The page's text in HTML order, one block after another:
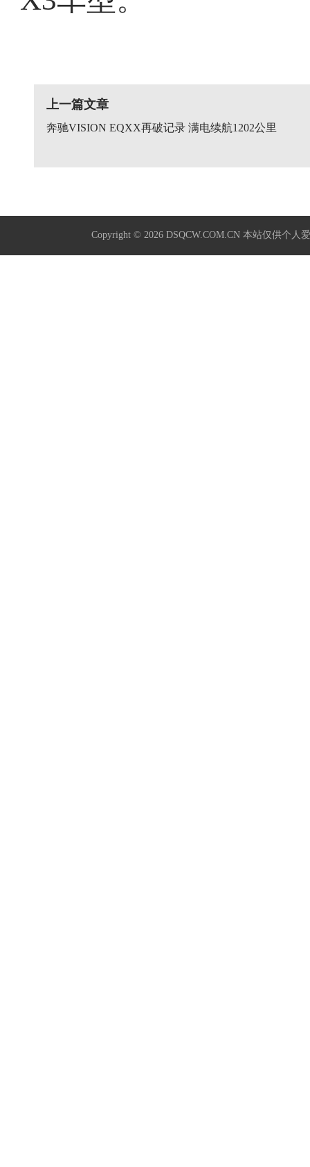
上一篇文章
奔驰VISION EQXX再破记录 满电续航1202公里
Copyright © 2026 DSQCW.COM.CN本站仅供个人爱